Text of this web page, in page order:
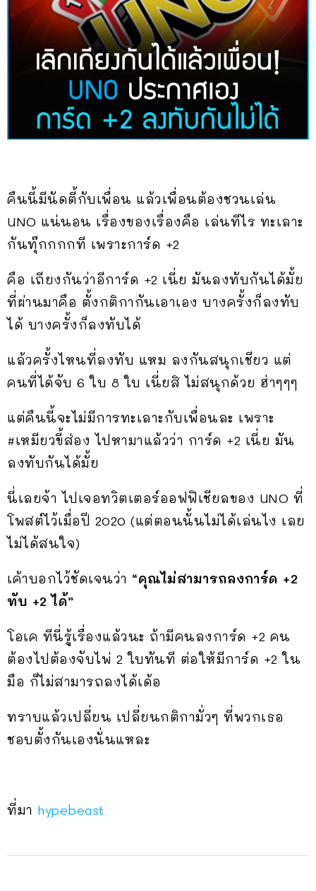
คืนนี้มีนัดตี้กับเพื่อน แล้วเพื่อนต้องชวนเล่น
UNO แน่นอน เรื่องของเรื่องคือ เล่นทีไร ทะเลาะ
กันทุ๊กกกกที เพราะการ์ด +2
คือ เถียงกันว่าอีการ์ด +2 เนี่ย มันลงทับกันได้มั้ย
ที่ผ่านมาคือ ตั้งกติกากันเอาเอง บางครั้งก็ลงทับ
ได้ บางครั้งก็ลงทับได้
แล้วครั้งไหนที่ลงทับ แหม ลงกันสนุกเชียว แต่
คนที่ได้จับ 6 ใบ 8 ใบ เนี่ยสิ ไม่สนุกด้วย ฮ่าๆๆๆ
แต่คืนนี้จะไม่มีการทะเลาะกับเพื่อนละ เพราะ
#เหมียวขี้ส่อง ไปหามาแล้วว่า การ์ด +2 เนี่ย มัน
ลงทับกันได้มั้ย
นี่เลยจ้า ไปเจอทวิตเตอร์ออฟฟิเชียลของ UNO ที่
โพสต์ไว้เมื่อปี 2020 (แต่ตอนนั้นไม่ได้เล่นไง เลย
ไม่ได้สนใจ)
เค้าบอกไว้ชัดเจนว่า “คุณไม่สามารถลงการ์ด +2
ทับ +2 ได้”
โอเค ทีนี่รู้เรื่องแล้วนะ ถ้ามีคนลงการ์ด +2 คน
ต้องไปต้องจับไพ่ 2 ใบทันที ต่อให้มีการ์ด +2 ใน
มือ ก็ไม่สามารถลงได้เด้อ
ทราบแล้วเปลี่ยน เปลี่ยนกติกามั่วๆ ที่พวกเธอ
ชอบตั้งกันเองนั่นแหละ
ที่มา hypebeast